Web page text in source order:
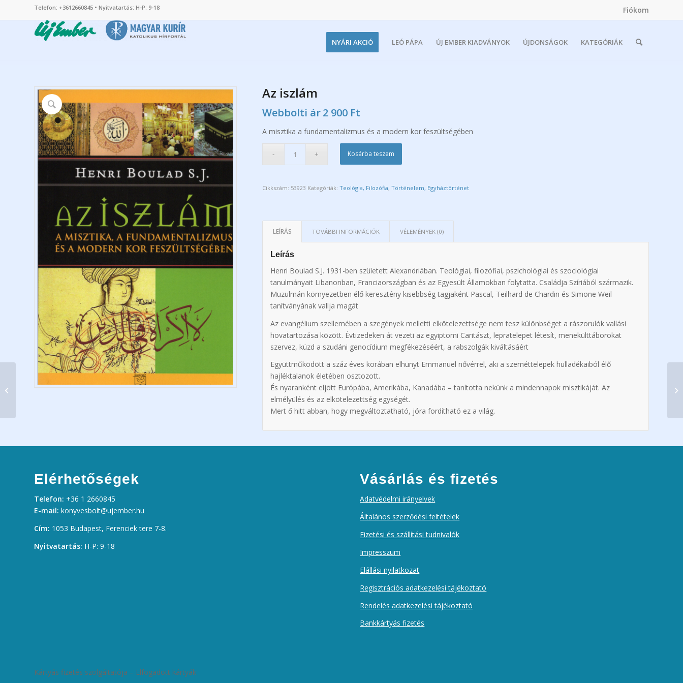
Fiókom
Telefon: +3612660845 • Nyitvatartás: H-P: 9-18
NYÁRI AKCIÓ LEÓ PÁPA ÚJ EMBER KIADVÁNYOK ÚJDONSÁGOK KATEGÓRIÁK
Az iszlám
Webbolti ár2 900 Ft
A misztika a fundamentalizmus és a modern kor feszültségében
Kosárba teszem
Cikkszám: 53923 Kategóriák:Teológia, Filozófia,Történelem, Egyháztörténet
LEÍRÁS TOVÁBBI INFORMÁCIÓK VÉLEMÉNYEK (0)
Leírás
Henri Boulad S.J. 1931-ben született Alexandriában. Teológiai, filozófiai, pszichológiai és szociológiai
tanulmányait Libanonban, Franciaországban és az Egyesült Államokban folytatta. Családja Szíriából származik.
Muzulmán környezetben élő keresztény kisebbség tagjaként Pascal, Teilhard de Chardin és Simone Weil
tanítványának vallja magát
Az evangélium szellemében a szegények melletti elkötelezettsége nem tesz különbséget a rászorulók vallási
hovatartozása között. Évtizedeken át vezeti az egyiptomi Caritászt, lepratelepet létesít, menekülttáborokat
szervez, küzd a szudáni genocídium megfékezéséért, a rabszolgák kiváltásáért
Együttműködött a száz éves korában elhunyt Emmanuel nővérrel, aki a szeméttelepek hulladékaiból élő
hajléktalanok életében osztozott.
És nyaranként eljött Európába, Amerikába, Kanadába – tanította nekünk a mindennapok misztikáját. Az
elmélyülés és az elkötelezettség egységét.
️Mert ő hitt abban, hogy megváltoztatható, jóra fordítható ez a világ.
Elérhetőségek
Telefon: +36 1 2660845
E-mail: konyvesbolt@ujember.hu
Cím: 1053 Budapest, Ferenciek tere 7-8.
Nyitvatartás: H-P: 9-18
Vásárlás és fizetés
Adatvédelmi irányelvek
Általános szerződési feltételek
Fizetési és szállítási tudnivalók
Impresszum
Elállási nyilatkozat
Regisztrációs adatkezelési tájékoztató
Rendelés adatkezelési tájékoztató
Bankkártyás fizetés
Kártyás fizetés szolgáltatója – Elfogadott kártyák
Birkenwaldi